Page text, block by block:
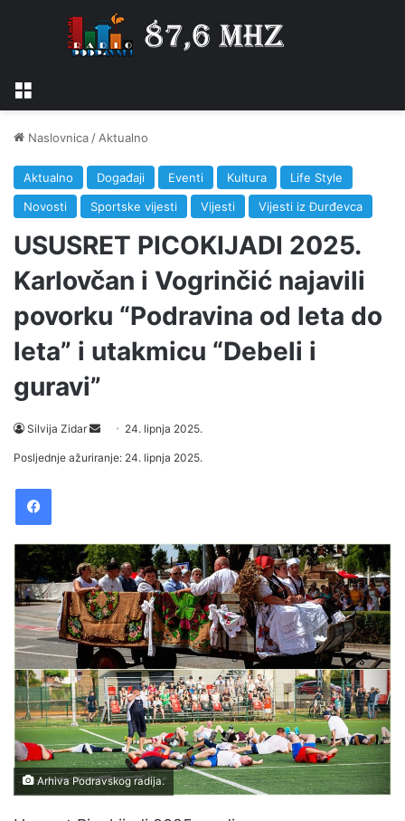
Naslovnica / Aktualno
Aktualno Događaji Eventi Kultura
Life Style
Novosti
Sportske vijesti Vijesti Vijesti iz Đurđevca
USUSRET PICOKIJADI 2025.
Karlovčan i Vogrinčić najavili
povorku “Podravina od leta do
leta” i utakmicu “Debeli i
guravi”
Silvija Zidar
e
m
a
i
l
24. lipnja 2025.
Posljednje ažuriranje: 24. lipnja 2025.
Arhiva Podravskog radija.